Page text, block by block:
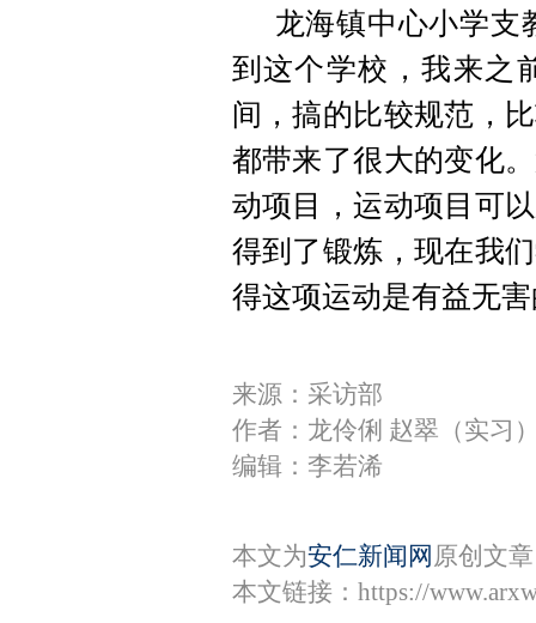
龙海镇中心小学支
到这个学校，我来之
间，搞的比较规范，
都带来了很大的变化
动项目，运动项目可
得到了锻炼，现在我
得这项运动是有益无
来源：采访部
作者：龙伶俐 赵翠（实习
编辑：李若浠
本文为安仁新闻网 原创文
本文链接： https://